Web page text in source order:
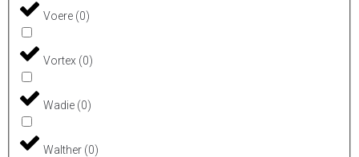
Voere (0)
Vortex (0)
Wadie (0)
Walther (0)